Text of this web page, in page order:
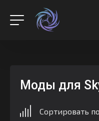
Моды для
Сортировать